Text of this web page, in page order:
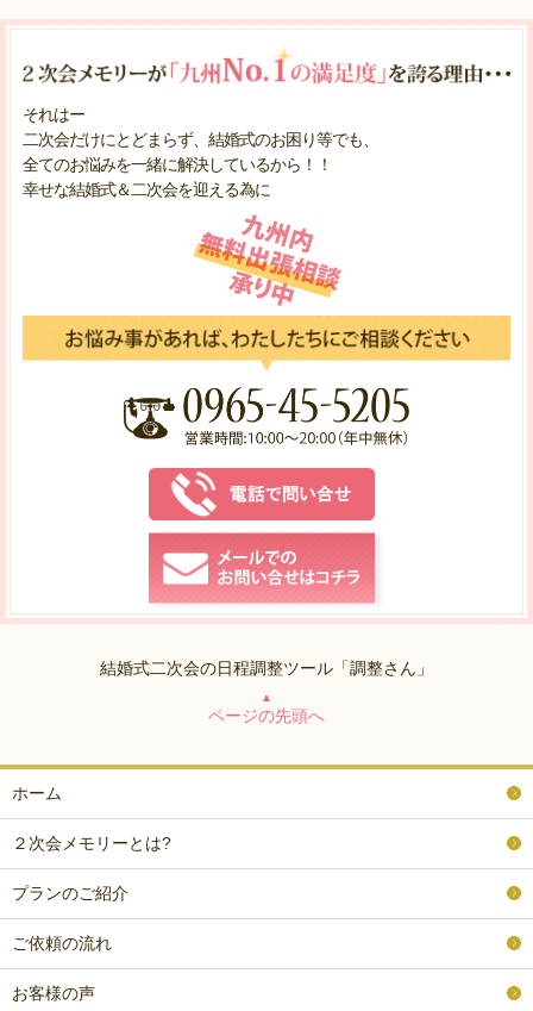
それはー
二次会だけにとどまらず、結婚式のお困り等でも、
全てのお悩みを一緒に解決しているから！！
幸せな結婚式＆二次会を迎える為に
結婚式二次会の日程調整ツール「調整さん」
▲
ページの先頭へ
ホーム
２次会メモリーとは?
プランのご紹介
ご依頼の流れ
お客様の声